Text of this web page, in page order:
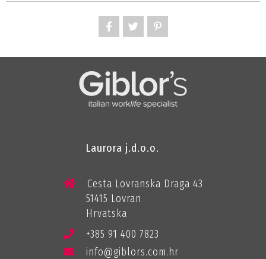
Laurora j.d.o.o.
Cesta Lovranska Draga 43
51415 Lovran
Hrvatska
+385 91 400 7823
info@giblors.com.hr